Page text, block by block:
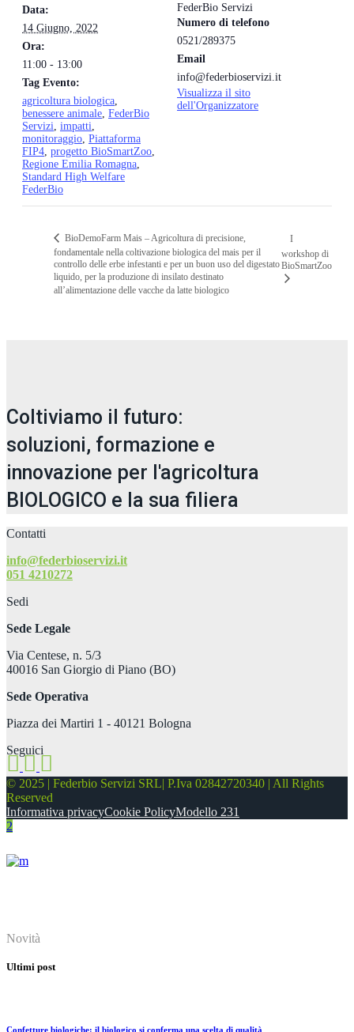
Data:
14 Giugno, 2022
Ora:
11:00 - 13:00
Tag Evento:
agricoltura biologica
benessere animale FederBio
Servizi impatti
monitoraggio Piattaforma
FIP4 progetto BioSmartZoo
Regione Emilia Romagna
Standard High Welfare
FederBio
FederBio Servizi
Numero di telefono
0521/289375
Email
info@federbioservizi.it
Visualizza il sito
dell'Organizzatore
BioDemoFarm Mais – Agricoltura di precisione,
fondamentale nella coltivazione biologica del mais per il
controllo delle erbe infestanti e per un buon uso del digestato
liquido, per la produzione di insilato destinato
all’alimentazione delle vacche da latte biologico
I
workshop di
BioSmartZoo
Coltiviamo il futuro:
soluzioni, formazione e
innovazione per l'agricoltura
BIOLOGICO e la sua filiera
Contatti
info@federbioservizi.it
051 4210272
Sedi
Sede Legale
Via Centese, n. 5/3
40016 San Giorgio di Piano (BO)
Sede Operativa
Piazza dei Martiri 1 - 40121 Bologna
Seguici
© 2025 | Federbio Servizi SRL| P.Iva 02842720340 | All Rights
Reserved
Informativa privacyCookie PolicyModello 231
Novità
Ultimi post
Confetture biologiche: il biologico si conferma una scelta di qualità